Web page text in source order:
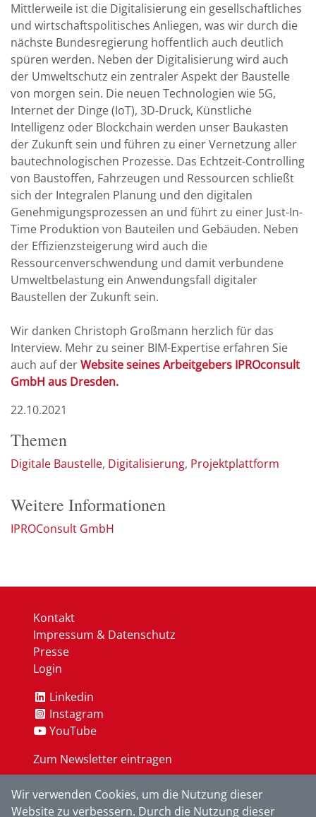
Mittlerweile ist die Digitalisierung ein gesellschaftliches
und wirtschaftspolitisches Anliegen, was wir durch die
nächste Bundesregierung hoffentlich auch deutlich
spüren werden. Neben der Digitalisierung wird auch
der Umweltschutz ein zentraler Aspekt der Baustelle
von morgen sein. Die neuen Technologien wie 5G,
Internet der Dinge (IoT), 3D-Druck, Künstliche
Intelligenz oder Blockchain werden unser Baukasten
der Zukunft sein und führen zu einer Vernetzung aller
bautechnologischen Prozesse. Das Echtzeit-Controlling
von Baustoffen, Fahrzeugen und Ressourcen schließt
sich der Integralen Planung und den digitalen
Genehmigungsprozessen an und führt zu einer Just-In-
Time Produktion von Bauteilen und Gebäuden. Neben
der Effizienzsteigerung wird auch die
Ressourcenverschwendung und damit verbundene
Umweltbelastung ein Anwendungsfall digitaler
Baustellen der Zukunft sein.
Wir danken Christoph Großmann herzlich für das
Interview. Mehr zu seiner BIM-Expertise erfahren Sie
auch auf derWebsite seines Arbeitgebers IPROconsult
GmbH aus Dresden.
22.10.2021
Themen
Digitale Baustelle Digitalisierung Projektplattform
Weitere Informationen
IPROConsult GmbH
Kontakt
Impressum & Datenschutz
Presse
Login
Linkedin
Instagram
YouTube
Zum Newsletter eintragen
OK
Wir verwenden Cookies, um die Nutzung dieser
Website zu verbessern. Durch die Nutzung dieser